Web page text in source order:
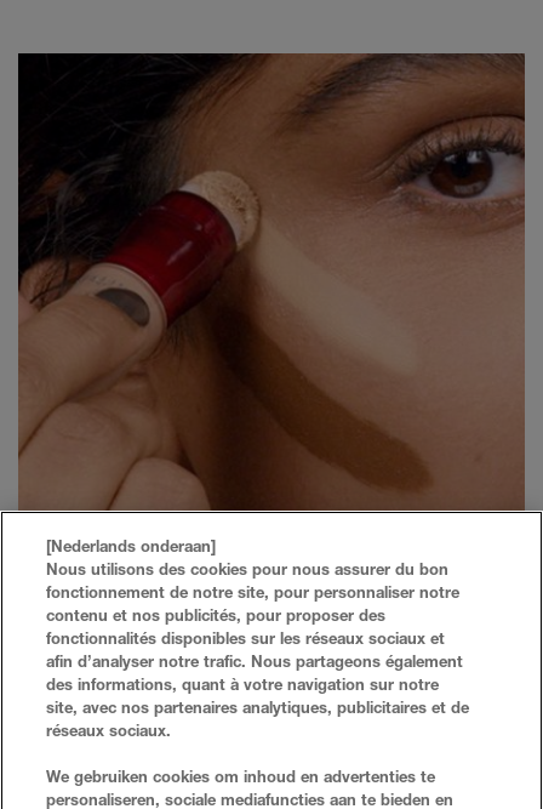
VIND EEN CONCEALERTINT VOOR JOUW
HUIDSKLEUR
VEELGESTELDE VRAGEN ZOEKEN
[Nederlands onderaan]
Nous utilisons des cookies pour nous assurer du bon
fonctionnement de notre site, pour personnaliser notre
contenu et nos publicités, pour proposer des
fonctionnalités disponibles sur les réseaux sociaux et
afin d’analyser notre trafic. Nous partageons également
des informations, quant à votre navigation sur notre
site, avec nos partenaires analytiques, publicitaires et de
réseaux sociaux.
We gebruiken cookies om inhoud en advertenties te
personaliseren, sociale mediafuncties aan te bieden en